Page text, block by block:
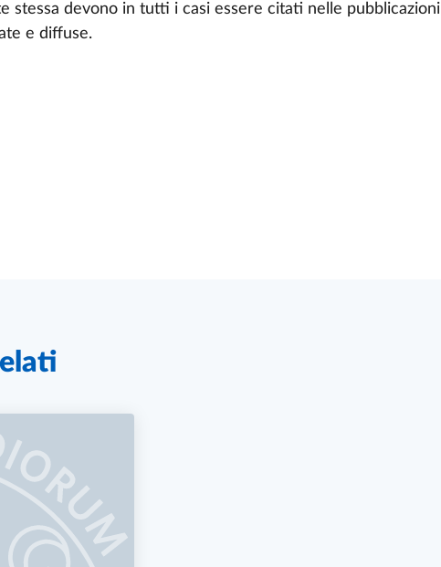
stessa devono in tutti i casi essere citati nelle pubblicazioni
e diffuse.